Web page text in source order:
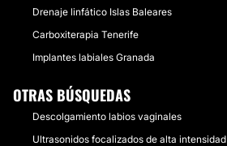
Drenaje linfático Islas Baleares
Carboxiterapia Tenerife
Implantes labiales Granada
OTRAS BÚSQUEDAS
Descolgamiento labios vaginales
Ultrasonidos focalizados de alta intensidad